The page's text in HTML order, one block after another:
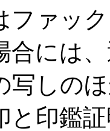
ファッ
合には
写しの
と印鑑